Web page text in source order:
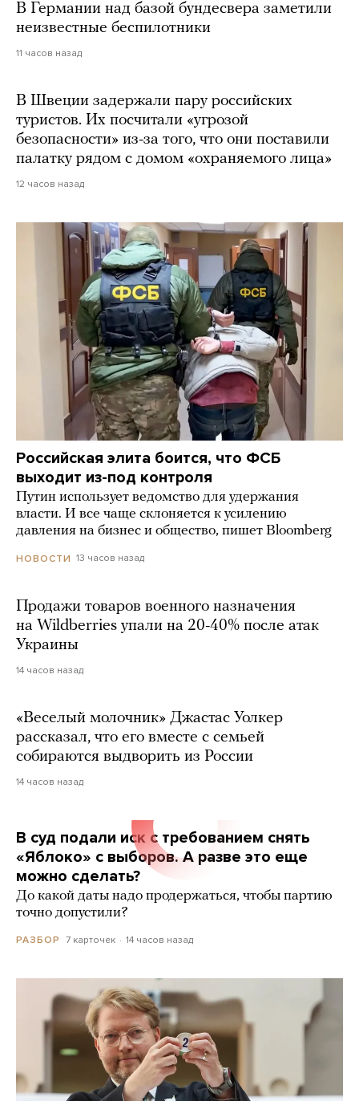
В Германии над базой бундесвера заметили
неизвестные беспилотники
11 часов назад
В Швеции задержали пару российских
туристов. Их посчитали «угрозой
безопасности» из-за того, что они поставили
палатку рядом с домом «охраняемого лица»
12 часов назад
Российская элита боится, что ФСБ
выходит из-под контроля
Путин использует ведомство для удержания
власти. И все чаще склоняется к усилению
давления на бизнес и общество, пишет Bloomberg
НОВОСТИ 13 часов назад
Продажи товаров военного назначения
на Wildberries упали на 20-40% после атак
Украины
14 часов назад
«Веселый молочник» Джастас Уолкер
рассказал, что его вместе с семьей
собираются выдворить из России
14 часов назад
В суд подали иск с требованием снять
«Яблоко» с выборов. А разве это еще
можно сделать?
До какой даты надо продержаться, чтобы партию
точно допустили?
РАЗБОР 7 карточек 14 часов назад